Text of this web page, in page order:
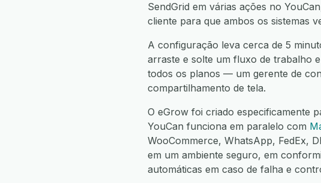
SendGrid em várias ações no
cliente para que ambos os sistemas
A configuração leva cerca de 5
arraste e solte um fluxo de trabalho
todos os planos — um gerente de
compartilhamento de tela.
O eGrow foi criado especificamente
YouCan funciona em paralelo com
WooCommerce, WhatsApp, FedEx,
em um ambiente seguro, em
automáticas em caso de falha e